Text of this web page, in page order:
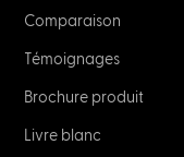
Comparaison
Témoignages
Brochure produit
Livre blanc